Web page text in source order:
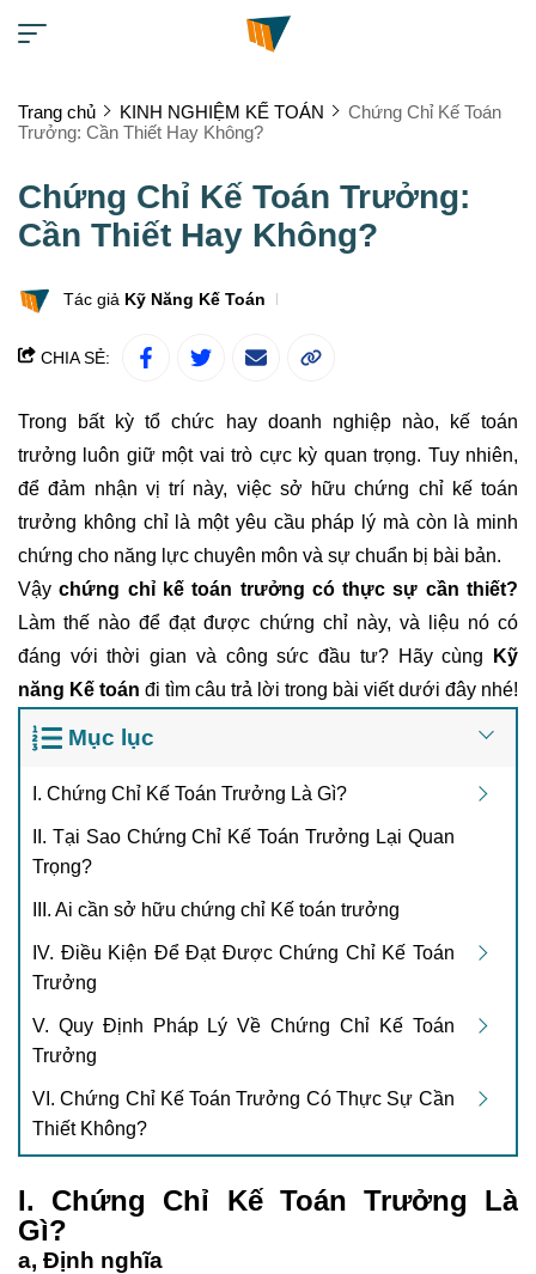
Trang chủ KINH NGHIỆM KẾ TOÁN
Chứng Chỉ Kế Toán
Trưởng: Cần Thiết Hay Không?
Chứng Chỉ Kế Toán Trưởng:
Cần Thiết Hay Không?
Tác giả Kỹ Năng Kế Toán
CHIA SẺ:
Trong bất kỳ tổ chức hay doanh nghiệp nào, kế toán
trưởng luôn giữ một vai trò cực kỳ quan trọng. Tuy nhiên,
để đảm nhận vị trí này, việc sở hữu chứng chỉ kế toán
trưởng không chỉ là một yêu cầu pháp lý mà còn là minh
chứng cho năng lực chuyên môn và sự chuẩn bị bài bản.
Vậychứng chỉ kế toán trưởng có thực sự cần thiết?
Làm thế nào để đạt được chứng chỉ này, và liệu nó có
đáng với thời gian và công sức đầu tư? Hãy cùng
Kỹ
năng Kế toán đi tìm câu trả lời trong bài viết dưới đây nhé!
Mục lục
I. Chứng Chỉ Kế Toán Trưởng Là Gì?
II. Tại Sao Chứng Chỉ Kế Toán Trưởng Lại Quan
Trọng?
III. Ai cần sở hữu chứng chỉ Kế toán trưởng
IV. Điều Kiện Để Đạt Được Chứng Chỉ Kế Toán
Trưởng
V. Quy Định Pháp Lý Về Chứng Chỉ Kế Toán
Trưởng
VI. Chứng Chỉ Kế Toán Trưởng Có Thực Sự Cần
Thiết Không?
I. Chứng Chỉ Kế Toán Trưởng Là
Gì?
a, Định nghĩa